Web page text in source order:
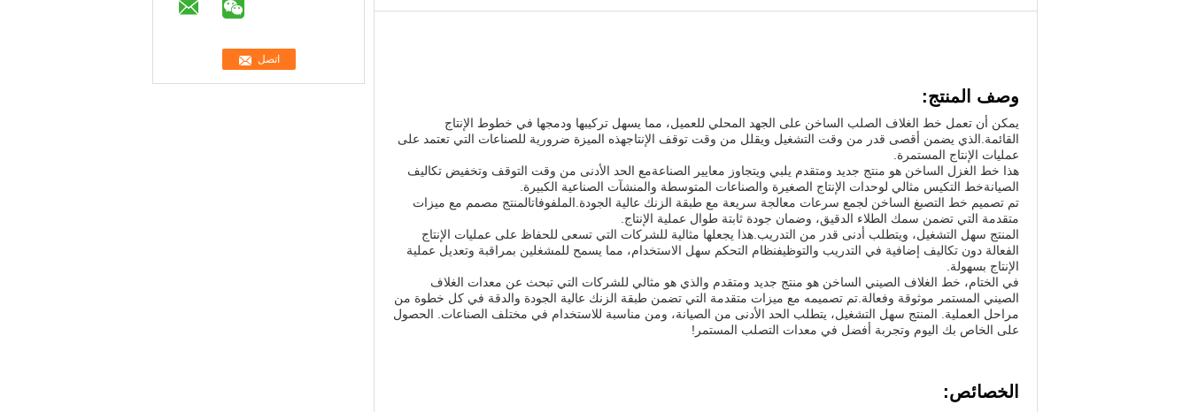
وصف المنتج:
يمكن أن تعمل خط الغلاف الصلب الساخن على الجهد المحلي للعميل، مما يسهل تركيبها ودمجها في خطوط الإنتاج
القائمة.الذي يضمن أقصى قدر من وقت التشغيل ويقلل من وقت توقف الإنتاجهذه الميزة ضرورية للصناعات التي تعتمد على
عمليات الإنتاج المستمرة.
هذا خط الغزل الساخن هو منتج جديد ومتقدم يلبي ويتجاوز معايير الصناعةمع الحد الأدنى من وقت التوقف وتخفيض تكاليف
الصيانةخط التكيس مثالي لوحدات الإنتاج الصغيرة والصناعات المتوسطة والمنشآت الصناعية الكبيرة.
تم تصميم خط التصبغ الساخن لجمع سرعات معالجة سريعة مع طبقة الزنك عالية الجودة.الملفوفاتالمنتج مصمم مع ميزات
متقدمة التي تضمن سمك الطلاء الدقيق، وضمان جودة ثابتة طوال عملية الإنتاج.
المنتج سهل التشغيل، ويتطلب أدنى قدر من التدريب.هذا يجعلها مثالية للشركات التي تسعى للحفاظ على عمليات الإنتاج
الفعالة دون تكاليف إضافية في التدريب والتوظيفنظام التحكم سهل الاستخدام، مما يسمح للمشغلين بمراقبة وتعديل عملية
الإنتاج بسهولة.
في الختام، خط الغلاف الصيني الساخن هو منتج جديد ومتقدم والذي هو مثالي للشركات التي تبحث عن معدات الغلاف
الصيني المستمر موثوقة وفعالة.تم تصميمه مع ميزات متقدمة التي تضمن طبقة الزنك عالية الجودة والدقة في كل خطوة من
مراحل العملية. المنتج سهل التشغيل، يتطلب الحد الأدنى من الصيانة، ومن مناسبة للاستخدام في مختلف الصناعات. الحصول
على الخاص بك اليوم وتجربة أفضل في معدات التصلب المستمر!
الخصائص: